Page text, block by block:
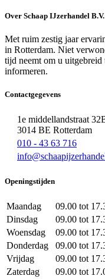
Over Schaap IJzerhandel B.V.
Met ruim zestig jaar
in Rotterdam. Niet
tijd neemt om u uitgebreid
informeren.
Contactgegevens
1e middellandstraat
3014 BE Rotterdam
010 - 43 63 716
Openingstijden
Maandag
09.00 tot
Dinsdag
09.00 tot
Woensdag
09.00 tot
Donderdag
09.00 tot
Vrijdag
09.00 tot
Zaterdag
09.00 tot